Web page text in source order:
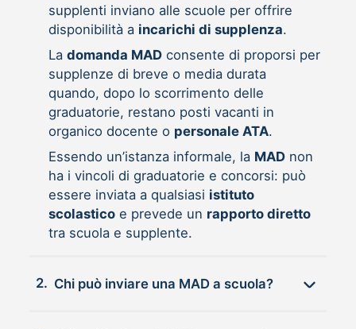
supplenti inviano alle scuole per offrire
disponibilità a incarichi di supplenza.
La domanda MADconsente di proporsi per
supplenze di breve o media durata
quando, dopo lo scorrimento delle
graduatorie, restano posti vacanti in
organico docente o personale ATA.
Essendo un’istanza informale, la MADnon
ha i vincoli di graduatorie e concorsi: può
essere inviata a qualsiasi istituto
scolasticoe prevede un rapporto diretto
tra scuola e supplente.
2. Chi può inviare una MAD a scuola?